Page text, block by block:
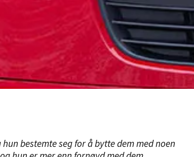
bestemte seg for å bytte dem med noen